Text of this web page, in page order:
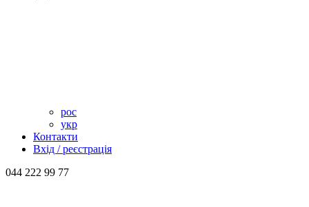
рос
укр
Контакти
Вхід / реєстрація
044 222 99 77